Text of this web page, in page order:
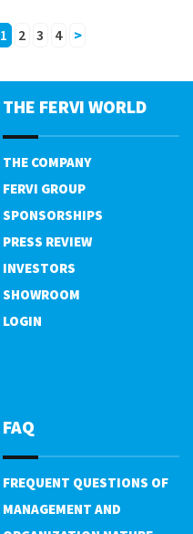
1 2 3 4 >
THE FERVI WORLD
THE COMPANY
FERVI GROUP
SPONSORSHIPS
PRESS REVIEW
INVESTORS
SHOWROOM
LOGIN
FAQ
FREQUENT QUESTIONS OF
MANAGEMENT AND